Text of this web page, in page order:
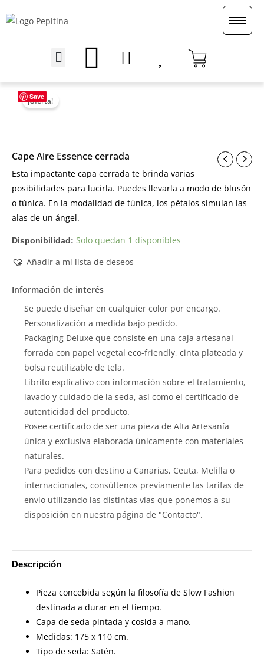
al
Menu
¡Oferta!
Save
Cape Aire Essence cerrada
Esta impactante capa cerrada te brinda varias
posibilidades para lucirla. Puedes llevarla a modo de blusón
o túnica. En la modalidad de túnica, los pétalos simulan las
alas de un ángel.
Disponibilidad: Solo quedan 1 disponibles
Añadir a mi lista de deseos
Información de interés
Se puede diseñar en cualquier color por encargo.
Personalización a medida bajo pedido.
Packaging Deluxe que consiste en una caja artesanal
forrada con papel vegetal eco-friendly, cinta plateada y
bolsa reutilizable de tela.
Librito explicativo con información sobre el tratamiento,
lavado y cuidado de la seda, así como el certificado de
autenticidad del producto.
Posee certificado de ser una pieza de Alta Artesanía
única y exclusiva elaborada únicamente con materiales
naturales.
Para pedidos con destino a Canarias, Ceuta, Melilla o
internacionales, consúltenos previamente las tarifas de
envío utilizando las distintas vías que ponemos a su
disposición en nuestra página de "Contacto".
Descripción
Pieza concebida según la filosofía de Slow Fashion
destinada a durar en el tiempo.
Capa de seda pintada y cosida a mano.
Medidas: 175 x 110 cm.
Tipo de seda: Satén.